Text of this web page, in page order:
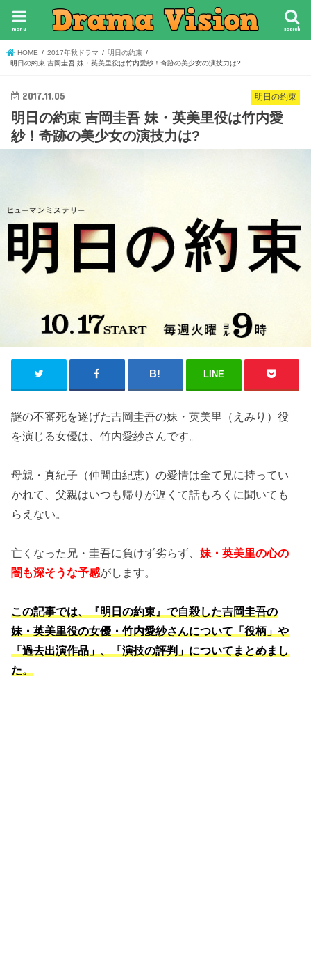
search
menu
HOME 2017年秋ドラマ
明日の約束
明日の約束 吉岡圭吾 妹・英美里役は竹内愛紗！奇跡の美少女の演技力は?
明日の約束
2017.11.05
明日の約束 吉岡圭吾 妹・英美里役は竹内愛
紗！奇跡の美少女の演技力は?
LINE
謎の不審死を遂げた吉岡圭吾の妹・英美里（えみり）役
を演じる女優は、竹内愛紗さんです。
母親・真紀子（仲間由紀恵）の愛情は全て兄に持ってい
かれて、父親はいつも帰りが遅くて話もろくに聞いても
らえない。
亡くなった兄・圭吾に負けず劣らず、妹・英美里の心の
闇も深そうな予感がします。
この記事では、『明日の約束』で自殺した吉岡圭吾の
妹・英美里役の女優・竹内愛紗さんについて「役柄」や
「過去出演作品」、「演技の評判」についてまとめまし
た。